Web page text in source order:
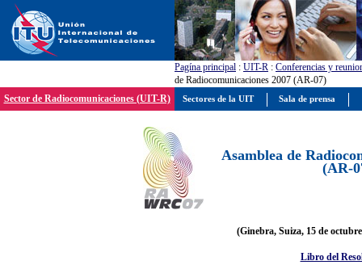
Pagína principal : UIT-R : Conferencias y
de Radiocomunicaciones 2007 (AR-07)
Sector de Radiocomunicaciones (UIT-R)
Asamblea de
(AR-
(Ginebra, Suiza, 15 de
Libro del
Sectores de la UIT Sala de prensa